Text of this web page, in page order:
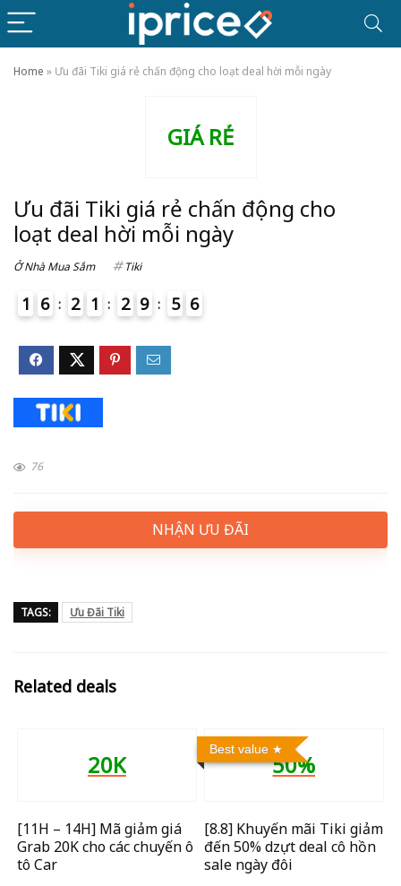
Home » Ưu đãi Tiki giá rẻ chấn động cho loạt deal hời mỗi ngày
GIÁ RẺ
Ưu đãi Tiki giá rẻ chấn động cho
loạt deal hời mỗi ngày
Ở Nhà Mua Sắm Tiki
1 6 2 1 2 9 5 5
6
76
NHẬN ƯU ĐÃI
TAGS: Ưu Đãi Tiki
Related deals
20K
[11H – 14H] Mã giảm giá
Grab 20K cho các chuyến ô
tô Car
Best value
50%
[8.8] Khuyến mãi Tiki giảm
đến 50% dzựt deal cô hồn
sale ngày đôi